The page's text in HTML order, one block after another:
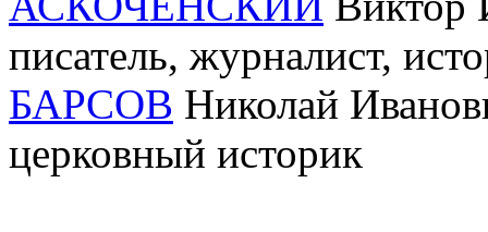
писатель, журналист,
БАРСОВ Николай
церковный историк